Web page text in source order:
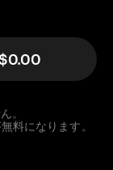
。
料になります。